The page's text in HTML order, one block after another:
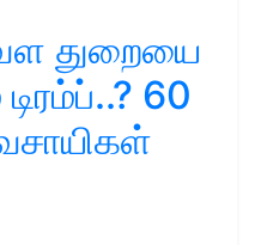
துறையை
60